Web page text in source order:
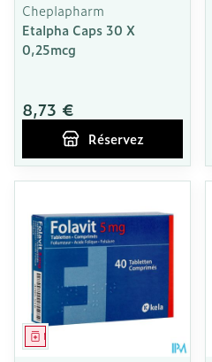
Cheplapharm
Etalpha Caps 30 X
0,25mcg
8,73 €
Réservez
Médicament